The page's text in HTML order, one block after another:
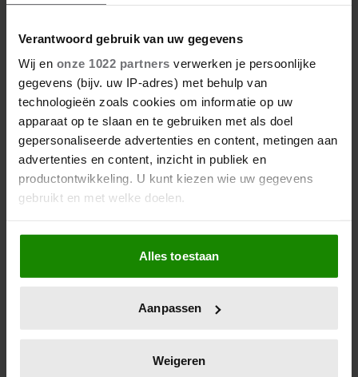
Verantwoord gebruik van uw gegevens
Wij en onze 1022 partners verwerken je persoonlijke
gegevens (bijv. uw IP-adres) met behulp van
technologieën zoals cookies om informatie op uw
apparaat op te slaan en te gebruiken met als doel
gepersonaliseerde advertenties en content, metingen aan
advertenties en content, inzicht in publiek en
productontwikkeling. U kunt kiezen wie uw gegevens
gebruikt en met welke doelen.
Als u het toestaat, willen we ook graag:
Informatie verzamelen over uw geografische locatie,
die tot een paar meter nauwkeurig kan zijn
op specifieke eigenschappen (fingerprinting)
verwerkt en stel uw voorkeuren in het
Alles toestaan
Aanpassen
Weigeren
De nieuwe Mijn Geheim ligt nu in de winkel
Abonneren
Digitaal lezen
Los kopen